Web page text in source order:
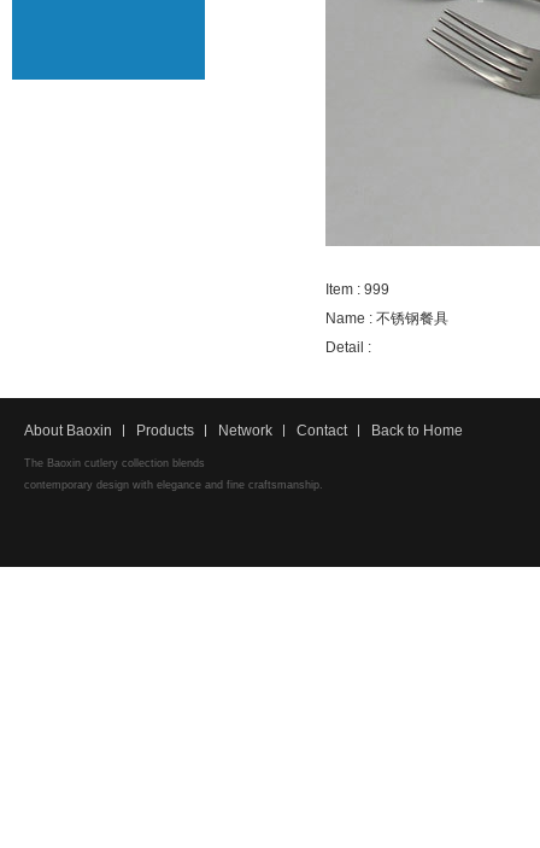
Item : 999
Name : 不锈钢餐具
Detail :
About Baoxin Products Network Contact Back to Home
The Baoxin cutlery collection blends
contemporary design with elegance and fine craftsmanship.